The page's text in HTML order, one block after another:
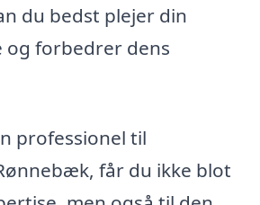
du bedst plejer din
forbedrer dens
professionel til
får du ikke blot